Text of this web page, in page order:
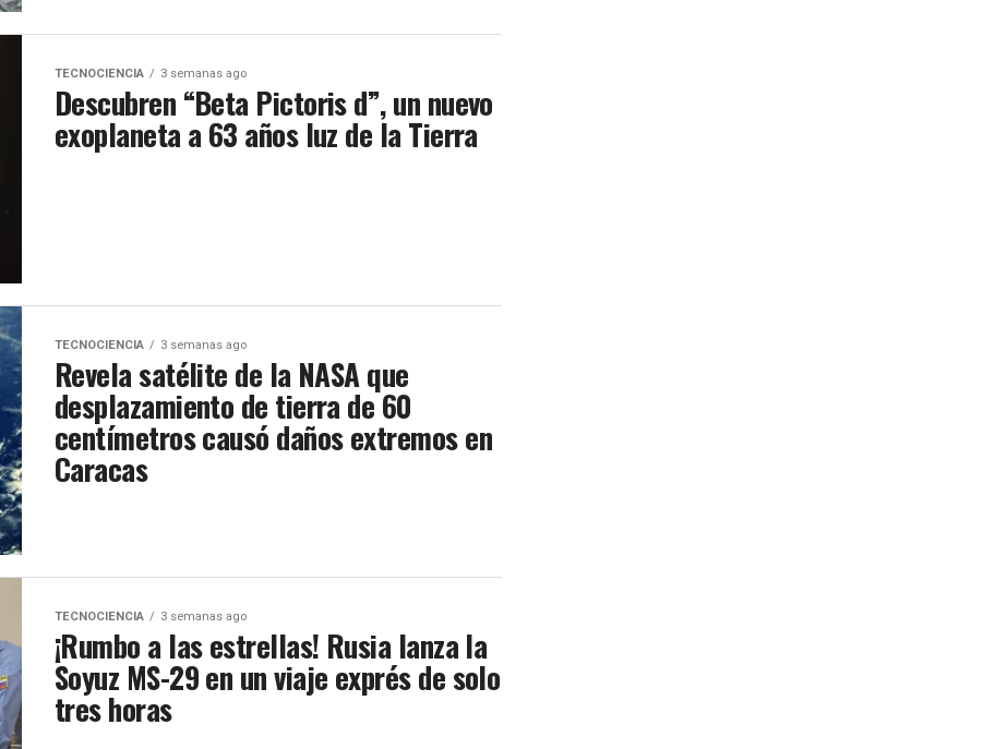
TECNOCIENCIA 3 semanas ago
Descubren “Beta Pictoris d”, un nuevo
exoplaneta a 63 años luz de la Tierra
TECNOCIENCIA 3 semanas ago
Revela satélite de la NASA que
desplazamiento de tierra de 60
centímetros causó daños extremos en
Caracas
TECNOCIENCIA 3 semanas ago
¡Rumbo a las estrellas! Rusia lanza la
Soyuz MS-29 en un viaje exprés de solo
tres horas